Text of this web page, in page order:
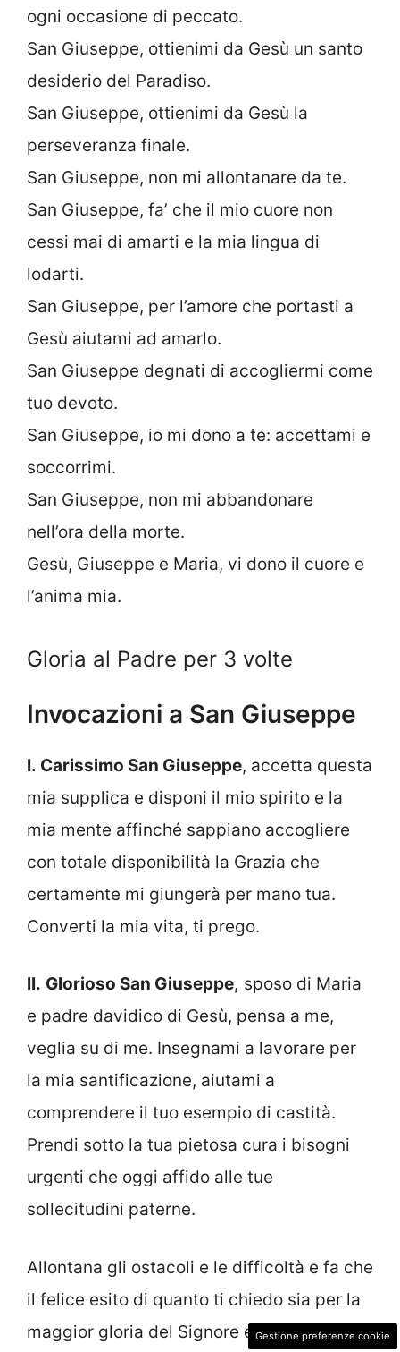
ogni occasione di peccato.
San Giuseppe, ottienimi da Gesù un santo
desiderio del Paradiso.
San Giuseppe, ottienimi da Gesù la
perseveranza finale.
San Giuseppe, non mi allontanare da te.
San Giuseppe, fa’ che il mio cuore non
cessi mai di amarti e la mia lingua di
lodarti.
San Giuseppe, per l’amore che portasti a
Gesù aiutami ad amarlo.
San Giuseppe degnati di accogliermi come
tuo devoto.
San Giuseppe, io mi dono a te: accettami e
soccorrimi.
San Giuseppe, non mi abbandonare
nell’ora della morte.
Gesù, Giuseppe e Maria, vi dono il cuore e
l’anima mia.
Gloria al Padre per 3 volte
Invocazioni a San Giuseppe
I. Carissimo San Giuseppe, accetta questa
mia supplica e disponi il mio spirito e la
mia mente affinché sappiano accogliere
con totale disponibilità la Grazia che
certamente mi giungerà per mano tua.
Converti la mia vita, ti prego.
II. Glorioso San Giuseppe, sposo di Maria
e padre davidico di Gesù, pensa a me,
veglia su di me. Insegnami a lavorare per
la mia santificazione, aiutami a
comprendere il tuo esempio di castità.
Prendi sotto la tua pietosa cura i bisogni
urgenti che oggi affido alle tue
sollecitudini paterne.
Allontana gli ostacoli e le difficoltà e fa che
il felice esito di quanto ti chiedo sia per la
maggior gloria del Signore e per il bene
Gestione preferenze cookie